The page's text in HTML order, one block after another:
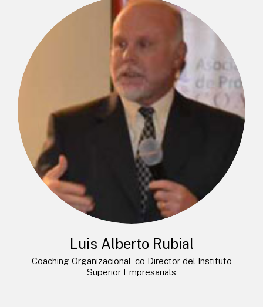
Luis Alberto Rubial
Coaching Organizacional, co Director del Instituto
Superior Empresarials